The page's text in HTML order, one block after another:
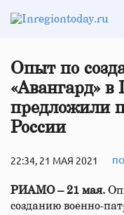
Опыт по
«Авангард» в
предложили
России
22:34, 21 МАЯ 2021
РИАМО – 21 мая.
созданию военно-